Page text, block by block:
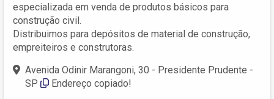
especializada em venda de produtos básicos para
construção civil.
Distribuimos para depósitos de material de construção,
empreiteiros e construtoras.
Avenida Odinir Marangoni, 30 - Presidente Prudente -
SP
Endereço copiado!